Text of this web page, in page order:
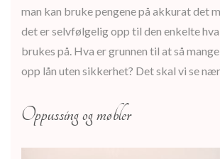
man kan bruke pengene på akkurat det
det er selvfølgelig opp til den enkelte
brukes på. Hva er grunnen til at så
opp lån uten sikkerhet? Det skal vi se
Oppussing og møbler